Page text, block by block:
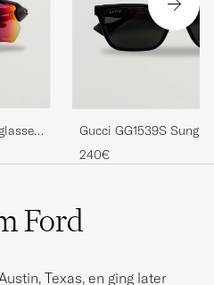
Gucci GG1539S
240€
Ford
Texas, en ging later